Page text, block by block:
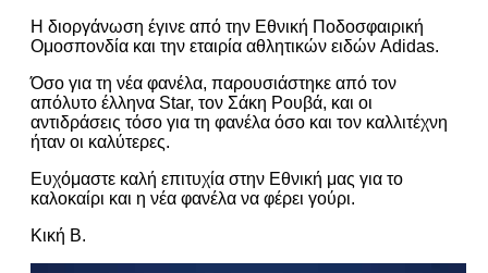
Η διοργάνωση έγινε από την Εθνική Ποδοσφαιρική
Ομοσπονδία και την εταιρία αθλητικών ειδών Adidas.
Όσο για τη νέα φανέλα, παρουσιάστηκε από τον
απόλυτο έλληνα Star, τον Σάκη Ρουβά, και οι
αντιδράσεις τόσο για τη φανέλα όσο και τον καλλιτέχνη
ήταν οι καλύτερες.
Ευχόμαστε καλή επιτυχία στην Εθνική μας για το
καλοκαίρι και η νέα φανέλα να φέρει γούρι.
Κική Β.